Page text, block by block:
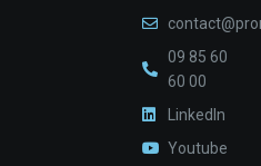
09 85 60
60 00
LinkedIn
Youtube